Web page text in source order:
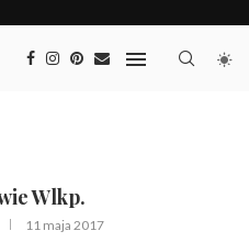
Wlkp.
11 maja 2017